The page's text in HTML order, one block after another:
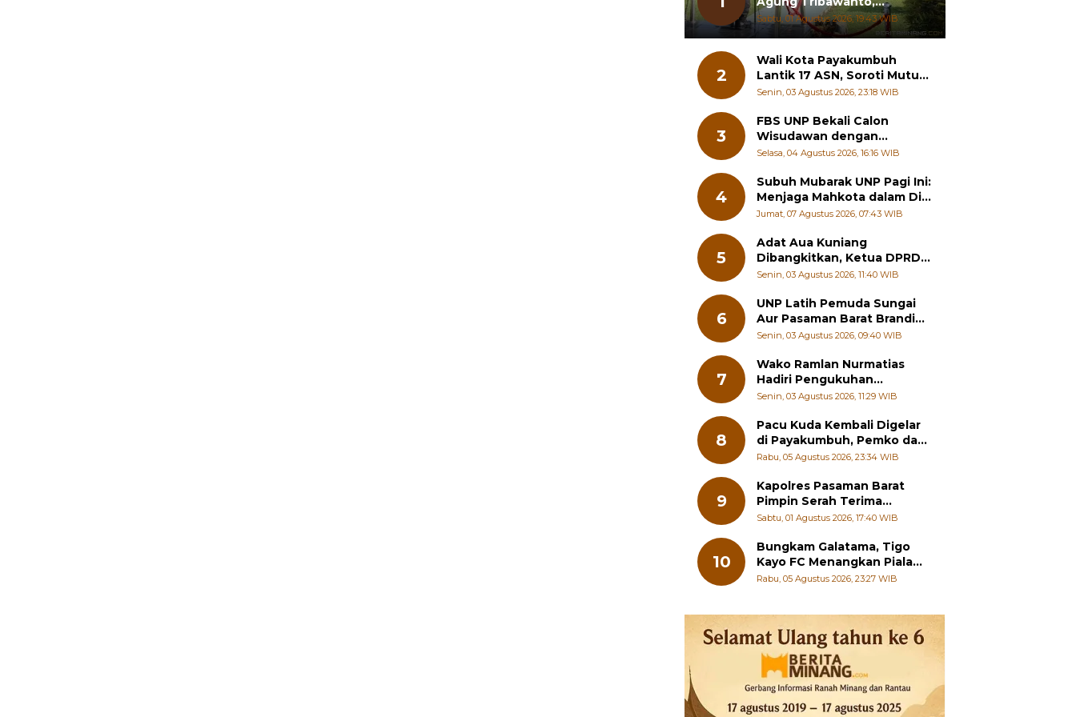
Tekankan Peningkatan
Pelayanan dan Sinergi
Sabtu, 01 Agustus 2026, 19:43 WIB
2
Wali Kota Payakumbuh
Lantik 17 ASN, Soroti Mutu
Sekolah hingga Pelayanan
Senin, 03 Agustus 2026, 23:18 WIB
3
FBS UNP Bekali Calon
Wisudawan dengan
Wawasan Karier Global dan
Selasa, 04 Agustus 2026, 16:16 WIB
4
Subuh Mubarak UNP Pagi Ini:
Menjaga Mahkota dalam Diri
Manusia
Jumat, 07 Agustus 2026, 07:43 WIB
5
Adat Aua Kuniang
Dibangkitkan, Ketua DPRD
Payakumbuh: Jangan
Hilang Jati Diri
Senin, 03 Agustus 2026, 11:40 WIB
6
UNP Latih Pemuda Sungai
Aur Pasaman Barat Branding
Wisata Beringin
Senin, 03 Agustus 2026, 09:40 WIB
7
Wako Ramlan Nurmatias
Hadiri Pengukuhan
Pengurus MUS-KB Serta
Senin, 03 Agustus 2026, 11:29 WIB
8
Pacu Kuda Kembali Digelar
di Payakumbuh, Pemko dan
Pordasi Kebut Persiapan!
Rabu, 05 Agustus 2026, 23:34 WIB
9
Kapolres Pasaman Barat
Pimpin Serah Terima
Jabatan PJU Polres dan
Sabtu, 01 Agustus 2026, 17:40 WIB
10
Bungkam Galatama, Tigo
Kayo FC Menangkan Piala
Wali Kota Payakumbuh Cup
Rabu, 05 Agustus 2026, 23:27 WIB